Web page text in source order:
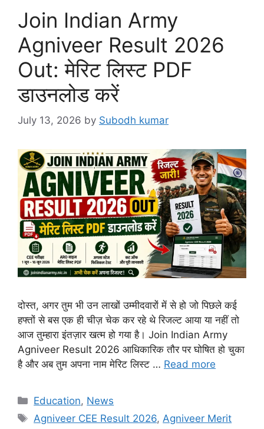
Join Indian Army
Agniveer Result 2026
Out: मेरिट लिस्ट PDF
डाउनलोड करें
July 13, 2026 by Subodh kumar
दोस्त, अगर तुम भी उन लाखों उम्मीदवारों में से हो जो पिछले कई
हफ्तों से बस एक ही चीज़ चेक कर रहे थे रिजल्ट आया या नहीं तो
आज तुम्हारा इंतज़ार खत्म हो गया है। Join Indian Army
Agniveer Result 2026 आधिकारिक तौर पर घोषित हो चुका
है और अब तुम अपना नाम मेरिट लिस्ट … Read more
Education, News
Agniveer CEE Result 2026, Agniveer Merit